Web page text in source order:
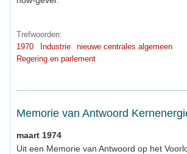
Trefwoorden:
1970
Industrie
nieuwe centrales algemeen
Regering en parlement
Memorie van Antwoord
maart 1974
Uit een Memorie van Antwoord op het